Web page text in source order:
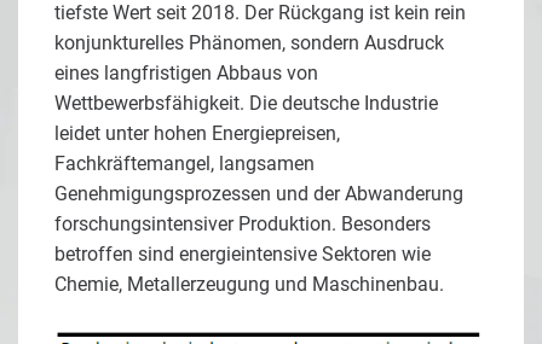
tiefste Wert seit 2018. Der Rückgang ist kein rein
konjunkturelles Phänomen, sondern Ausdruck
eines langfristigen Abbaus von
Wettbewerbsfähigkeit. Die deutsche Industrie
leidet unter hohen Energiepreisen,
Fachkräftemangel, langsamen
Genehmigungsprozessen und der Abwanderung
forschungsintensiver Produktion. Besonders
betroffen sind energieintensive Sektoren wie
Chemie, Metallerzeugung und Maschinenbau.